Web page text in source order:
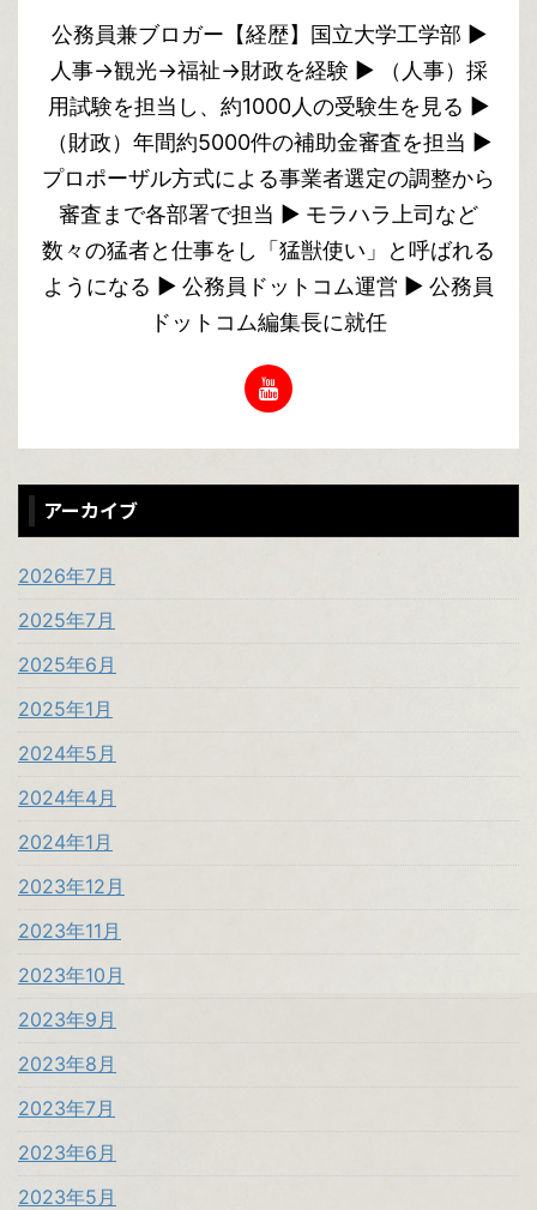
公務員兼ブロガー【経歴】国立大学工学部 ▶︎
人事→観光→福祉→財政を経験 ▶︎ （人事）採
用試験を担当し、約1000人の受験生を見る ▶︎
（財政）年間約5000件の補助金審査を担当 ▶︎
プロポーザル方式による事業者選定の調整から
審査まで各部署で担当 ▶︎ モラハラ上司など
数々の猛者と仕事をし「猛獣使い」と呼ばれる
ようになる ▶︎ 公務員ドットコム運営 ▶︎ 公務員
ドットコム編集長に就任
アーカイブ
2026年7月
2025年7月
2025年6月
2025年1月
2024年5月
2024年4月
2024年1月
2023年12月
2023年11月
2023年10月
2023年9月
2023年8月
2023年7月
2023年6月
2023年5月